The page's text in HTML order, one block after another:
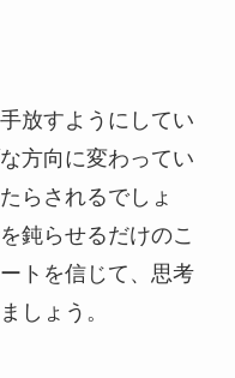
放すようにしてい
方向に変わってい
らされるでしょ
鈍らせるだけのこ
トを信じて、思考
しょう。